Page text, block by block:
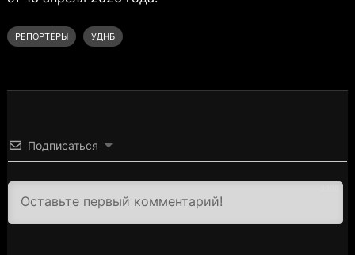
РЕПОРТЁРЫ УДНБ
Подписаться